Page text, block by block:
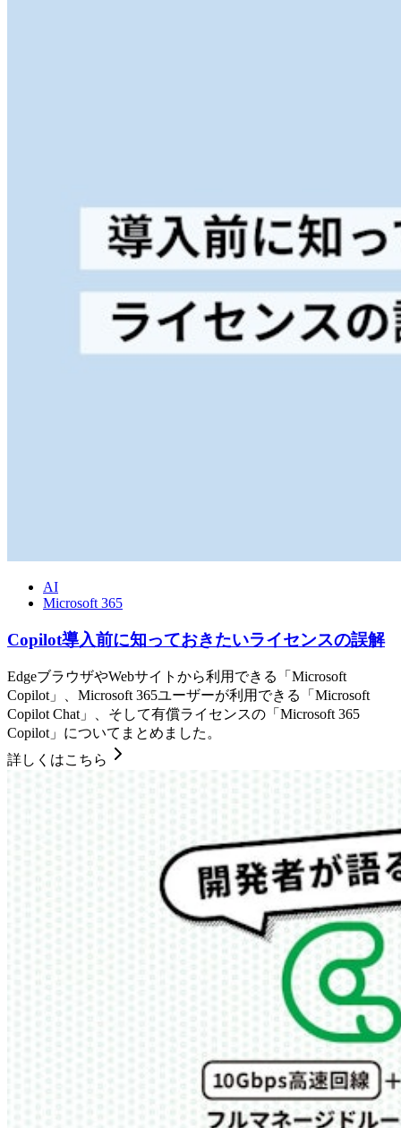
AI
Microsoft 365
Copilot導入前に知っておきたいライセンスの誤解
EdgeブラウザやWebサイトから利用できる「Microsoft
Copilot」、Microsoft 365ユーザーが利用できる「Microsoft
Copilot Chat」、そして有償ライセンスの「Microsoft 365
Copilot」についてまとめました。
詳しくはこちら